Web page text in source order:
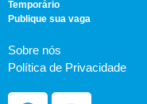
Temporário
Publique sua vaga
Sobre nós
Política de Privacidade